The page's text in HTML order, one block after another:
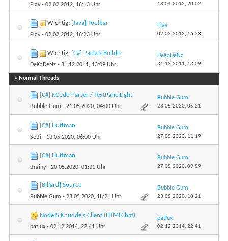
Flav- 02.02.2012, 16:13 Uhr 18.04.2012, 20:02
Wichtig: [Java] Toolbar
Flav- 02.02.2012, 16:23 Uhr
Flav
02.02.2012, 16:23
Wichtig: [C#] Packet-Builder
DeKaDeNz - 31.12.2011, 13:09 Uhr
DeKaDeNz
31.12.2011, 13:09
» Normal Threads
[C#] KCode-Parser / TextPanelLight
Bubble Gum - 21.05.2020, 04:00 Uhr
Bubble Gum
28.05.2020, 05:21
[C#] Huffman
SeBi - 13.05.2020, 06:00 Uhr
Bubble Gum
27.05.2020, 11:19
[C#] Huffman
Brainy- 20.05.2020, 01:31 Uhr
Bubble Gum
27.05.2020, 09:59
[Billard] Source
Bubble Gum - 23.05.2020, 18:21 Uhr
Bubble Gum
23.05.2020, 18:21
NodeJS Knuddels Client (HTMLChat)
patlux - 02.12.2014, 22:41 Uhr
patlux
02.12.2014, 22:41